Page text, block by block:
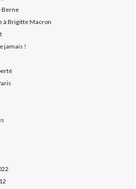
Berne
à Brigitte Macron
jamais !